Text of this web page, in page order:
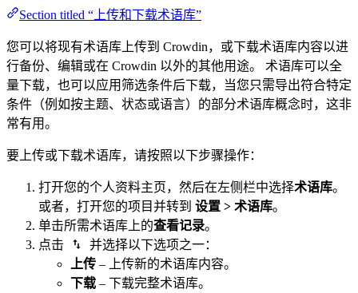
Section titled “上传和下载术语库”
您可以将现有术语库上传到 Crowdin，或下载术语库内容以进
行备份、编辑或在 Crowdin 以外的其他用途。 术语库可以全
量下载，也可以应用筛选条件后下载，当您只需导出符合特定
条件（例如按主题、状态或语言）的部分术语库概念时，这非
常有用。
要上传或下载术语库，请按照以下步骤操作：
打开您的个人资料主页，然后在左侧栏中选择术语库。
或者，打开您的项目并转到 设置 > 术语库。
单击所需术语库上的查看记录。
点击
并选择以下选项之一：
上传 – 上传新的术语库内容。
下载 – 下载完整术语库。